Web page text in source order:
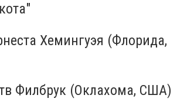
Хемингуэя (Флорида,
Филбрук (Оклахома, США)